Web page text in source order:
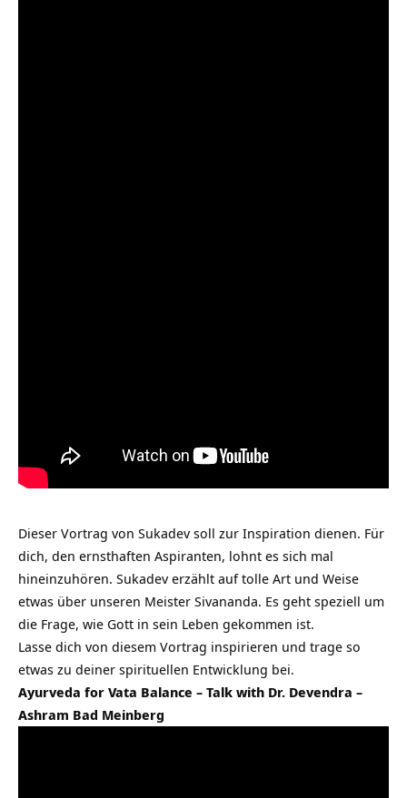
Dieser Vortrag von Sukadev soll zur Inspiration dienen. Für
dich, den ernsthaften Aspiranten, lohnt es sich mal
hineinzuhören. Sukadev erzählt auf tolle Art und Weise
etwas über unseren Meister Sivananda. Es geht speziell um
die Frage, wie Gott in sein Leben gekommen ist.
Lasse dich von diesem Vortrag inspirieren und trage so
etwas zu deiner spirituellen Entwicklung bei.
Ayurveda for Vata Balance – Talk with Dr. Devendra –
Ashram Bad Meinberg